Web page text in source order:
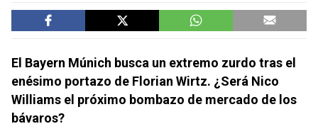
El Bayern Múnich busca un extremo zurdo tras el
enésimo portazo de Florian Wirtz. ¿Será Nico
Williams el próximo bombazo de mercado de los
bávaros?